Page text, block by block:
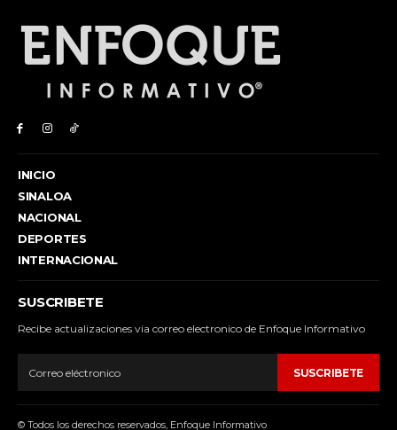
INICIO
SINALOA
NACIONAL
DEPORTES
INTERNACIONAL
SUSCRIBETE
Recibe actualizaciones via correo electronico de Enfoque Informativo
SUSCRIBETE
© Todos los derechos reservados, Enfoque Informativo